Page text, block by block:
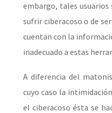
embargo, tales usuarios
sufrir ciberacoso o de
cuentan con la
inadecuado a estas
A diferencia del
cuyo caso la
el ciberacoso ésta se